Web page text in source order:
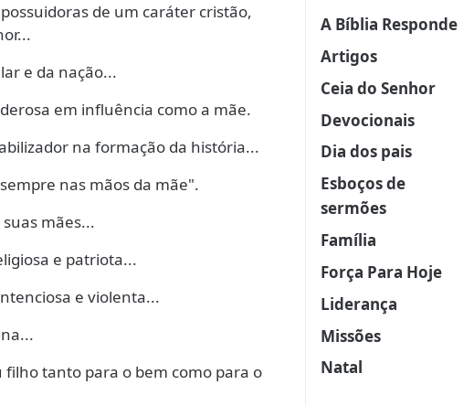
de um caráter cristão,
e da nação...
em influência como a mãe.
na formação da história...
nas mãos da mãe".
mães...
e patriota...
e violenta...
tanto para o bem como para o
A Bíblia Responde
Artigos
Ceia do Senhor
Devocionais
Dia dos pais
Esboços de
sermões
Família
Força Para Hoje
Liderança
Missões
Natal